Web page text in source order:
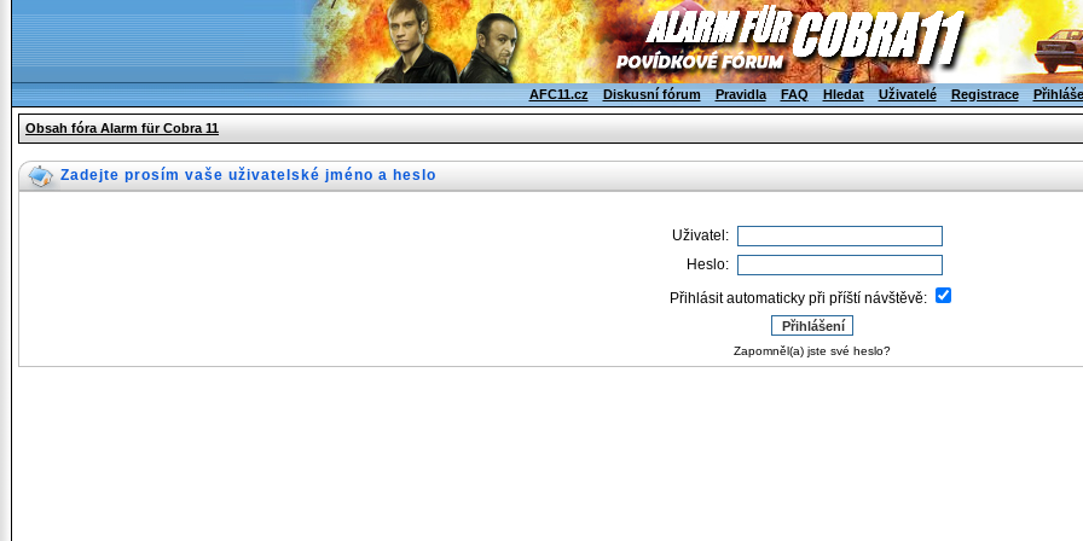
AFC11.cz Diskusní fórum Pravidla FAQ Hledat Uživatelé Registrace
Obsah fóra Alarm für Cobra 11
Zadejte prosím vaše uživatelské jméno a heslo
Uživatel:
Heslo:
Přihlásit automaticky při příští návštěvě:
Zapomněl(a) jste své heslo?